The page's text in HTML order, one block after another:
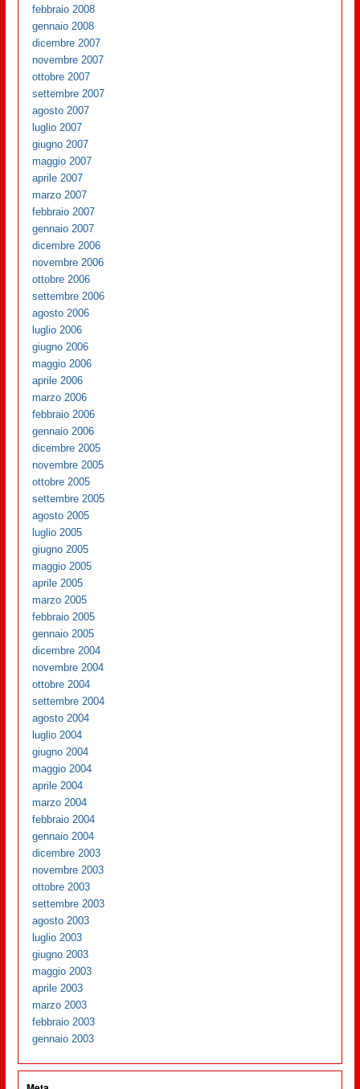
febbraio 2008
gennaio 2008
dicembre 2007
novembre 2007
ottobre 2007
settembre 2007
agosto 2007
luglio 2007
giugno 2007
maggio 2007
aprile 2007
marzo 2007
febbraio 2007
gennaio 2007
dicembre 2006
novembre 2006
ottobre 2006
settembre 2006
agosto 2006
luglio 2006
giugno 2006
maggio 2006
aprile 2006
marzo 2006
febbraio 2006
gennaio 2006
dicembre 2005
novembre 2005
ottobre 2005
settembre 2005
agosto 2005
luglio 2005
giugno 2005
maggio 2005
aprile 2005
marzo 2005
febbraio 2005
gennaio 2005
dicembre 2004
novembre 2004
ottobre 2004
settembre 2004
agosto 2004
luglio 2004
giugno 2004
maggio 2004
aprile 2004
marzo 2004
febbraio 2004
gennaio 2004
dicembre 2003
novembre 2003
ottobre 2003
settembre 2003
agosto 2003
luglio 2003
giugno 2003
maggio 2003
aprile 2003
marzo 2003
febbraio 2003
gennaio 2003